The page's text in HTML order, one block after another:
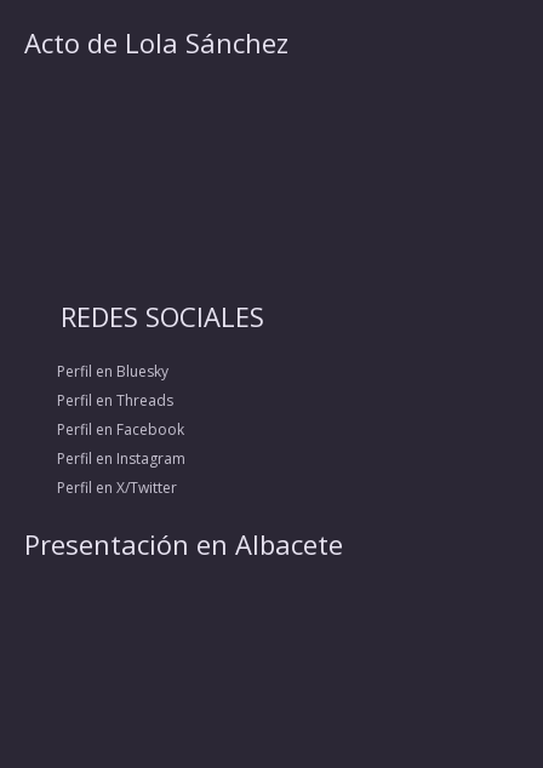
Acto de Lola Sánchez
REDES SOCIALES
Perfil en Bluesky
Perfil en Threads
Perfil en Facebook
Perfil en Instagram
Perfil en X/Twitter
Presentación en Albacete